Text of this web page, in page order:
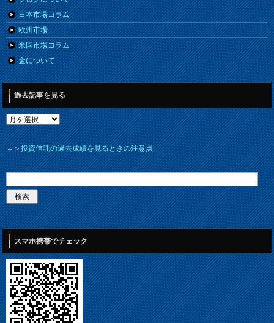
日本市場コラム
欧州市場
米国市場コラム
金について
過去記事を見る
＝＞投資信託の過去成績を見るときの注意点
スマホ携帯でチェック